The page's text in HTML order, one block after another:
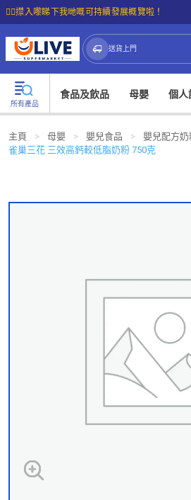
☝🏼㩒入嚟睇下我哋嘅可持續發展概覽啦！
送貨上門
所有產品
食品及飲品 母嬰 個人
主頁 > 母嬰 > 嬰兒食品 > 嬰兒配方奶
雀巢三花 三效高鈣較低脂奶粉 750克